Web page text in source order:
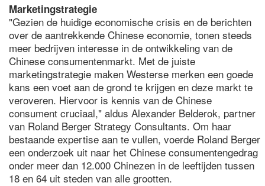
Marketingstrategie
"Gezien de huidige economische crisis en de berichten
over de aantrekkende Chinese economie, tonen steeds
meer bedrijven interesse in de ontwikkeling van de
Chinese consumentenmarkt. Met de juiste
marketingstrategie maken Westerse merken een goede
kans een voet aan de grond te krijgen en deze markt te
veroveren. Hiervoor is kennis van de Chinese
consument cruciaal," aldus Alexander Belderok, partner
van Roland Berger Strategy Consultants. Om haar
bestaande expertise aan te vullen, voerde Roland Berger
een onderzoek uit naar het Chinese consumentengedrag
onder meer dan 12.000 Chinezen in de leeftijden tussen
18 en 64 uit steden van alle grootten.